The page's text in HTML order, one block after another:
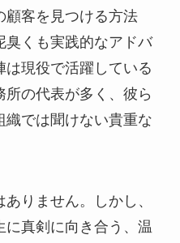
顧客を見つける方法
臭くも実践的なアドバ
は現役で活躍している
の代表が多く、彼ら
では聞けない貴重な
りません。しかし、
真剣に向き合う、温